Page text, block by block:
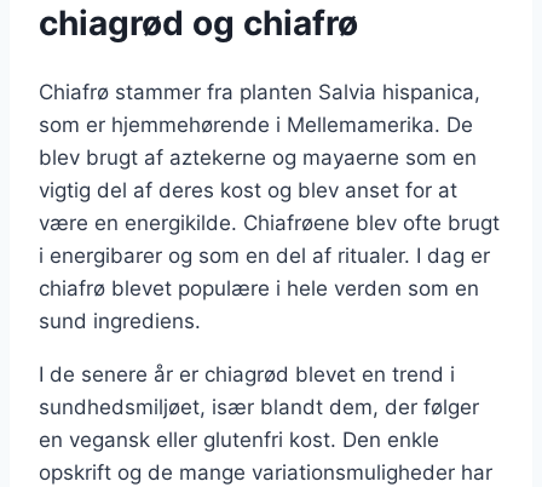
chiagrød og chiafrø
Chiafrø stammer fra planten Salvia hispanica,
som er hjemmehørende i Mellemamerika. De
blev brugt af aztekerne og mayaerne som en
vigtig del af deres kost og blev anset for at
være en energikilde. Chiafrøene blev ofte brugt
i energibarer og som en del af ritualer. I dag er
chiafrø blevet populære i hele verden som en
sund ingrediens.
I de senere år er chiagrød blevet en trend i
sundhedsmiljøet, især blandt dem, der følger
en vegansk eller glutenfri kost. Den enkle
opskrift og de mange variationsmuligheder har